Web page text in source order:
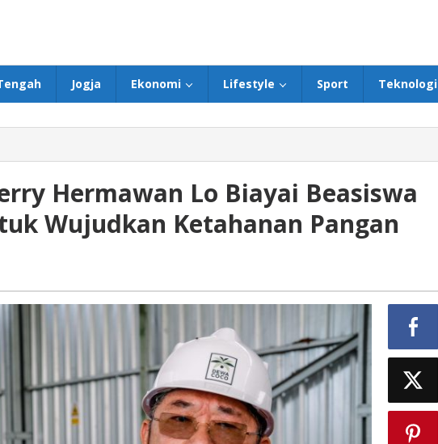
Jogja Ekonomi Lifestyle Sport Teknologi
Hermawan Lo Biayai Beasiswa
Wujudkan Ketahanan Pangan